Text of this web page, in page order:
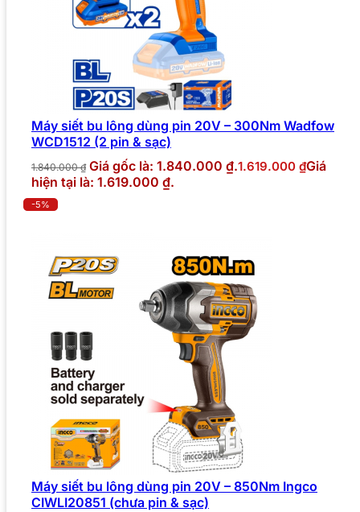
Máy siết bu lông dùng pin 20V – 300Nm Wadfow
WCD1512 (2 pin & sạc)
1.840.000₫ Giá gốc là: 1.840.000 ₫.1.619.000 ₫Giá
hiện tại là: 1.619.000 ₫.
-5%
Máy siết bu lông dùng pin 20V – 850Nm Ingco
CIWLI20851 (chưa pin & sạc)